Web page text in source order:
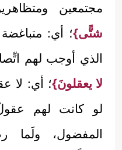
مجتمعين
شتًّى}؛ أي:
الذي أوجب لهم
لا يعقلونَ}؛ أي: لا
لو كانت لهم
المفضول، ولَما